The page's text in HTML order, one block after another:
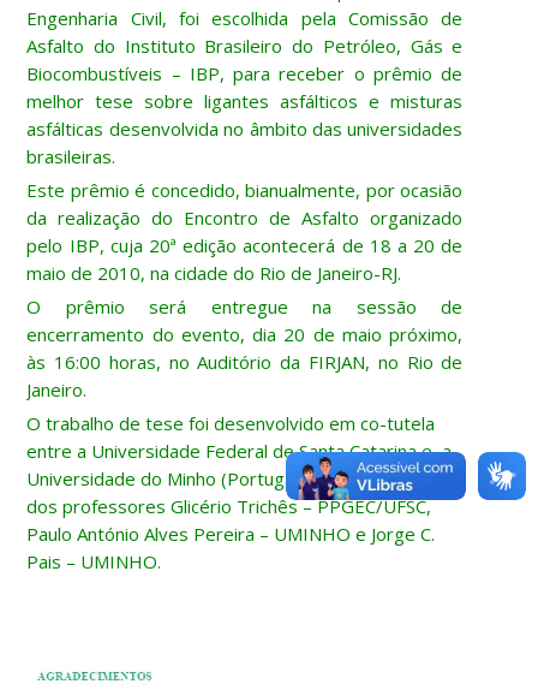
Engenharia Civil, foi escolhida pela Comissão de
Asfalto do Instituto Brasileiro do Petróleo, Gás e
Biocombustíveis – IBP, para receber o prêmio de
melhor tese sobre ligantes asfálticos e misturas
asfálticas desenvolvida no âmbito das universidades
brasileiras.
Este prêmio é concedido, bianualmente, por ocasião
da realização do Encontro de Asfalto organizado
pelo IBP, cuja 20ª edição acontecerá de 18 a 20 de
maio de 2010, na cidade do Rio de Janeiro-RJ.
O prêmio será entregue na sessão de
encerramento do evento, dia 20 de maio próximo,
às 16:00 horas, no Auditório da FIRJAN, no Rio de
Janeiro.
O trabalho de tese foi desenvolvido em co-tutela
entre a Universidade Federal de Santa Catarina e a
Universidade do Minho (Portugal), sob orientação
dos professores Glicério Trichês – PPGEC/UFSC,
Paulo António Alves Pereira – UMINHO e Jorge C.
Pais – UMINHO.